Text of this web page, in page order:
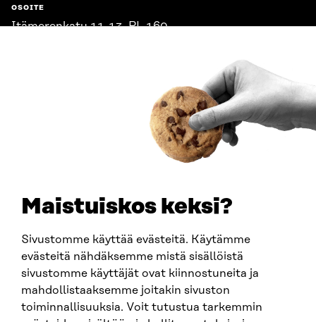
Maistuiskos keksi?
Sivustomme käyttää evästeitä. Käytämme
evästeitä nähdäksemme mistä sisällöistä
sivustomme käyttäjät ovat kiinnostuneita ja
mahdollistaaksemme joitakin sivuston
toiminnallisuuksia. Voit tutustua tarkemmin
OSOITE
Itämerenkatu 11-13, PL 160,
SITRA SOSIAALISESSA MEDIASSA
LinkedIn
Instagram
YouTube